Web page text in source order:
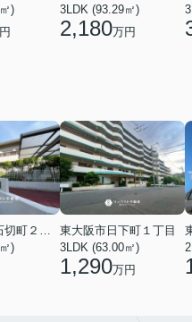
)
3LDK (93.29㎡)
2,180万円
)
東大阪市日下町１丁目
3LDK (63.00㎡)
1,290万円